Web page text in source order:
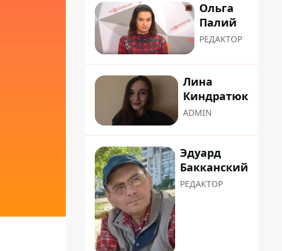
Ольга
Палий
РЕДАКТОР
Лина
Киндратюк
ADMIN
Эдуард
Бакканский
РЕДАКТОР